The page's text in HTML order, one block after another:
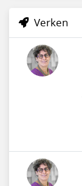
Verken